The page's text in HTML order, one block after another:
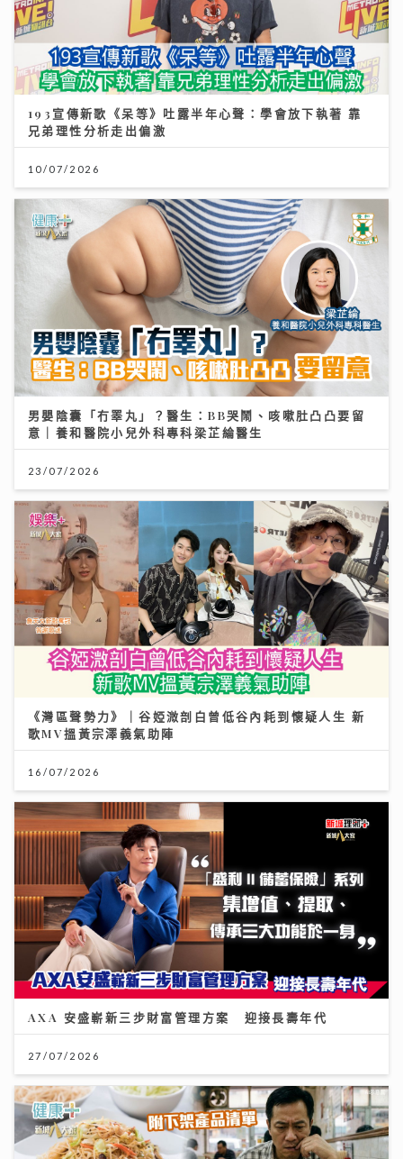
193宣傳新歌《呆等》吐露半年心聲：學會放下執著 靠
兄弟理性分析走出偏激
10/07/2026
男嬰陰囊「冇睪丸」？醫生：BB哭鬧、咳嗽肚凸凸要留
意｜養和醫院小兒外科專科梁芷綸醫生
23/07/2026
《灣區聲勢力》｜谷婭溦剖白曾低谷內耗到懷疑人生 新
歌MV搵黃宗澤義氣助陣
16/07/2026
AXA 安盛嶄新三步財富管理方案 迎接長壽年代
27/07/2026